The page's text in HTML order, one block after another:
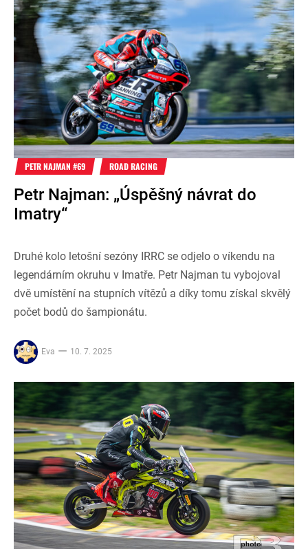
PETR NAJMAN #69 ROAD RACING
Petr Najman: „Úspěšný návrat do
Imatry“
Druhé kolo letošní sezóny IRRC se odjelo o víkendu na
legendárním okruhu v Imatře. Petr Najman tu vybojoval
dvě umístění na stupních vítězů a díky tomu získal skvělý
počet bodů do šampionátu.
Eva 10. 7. 2025